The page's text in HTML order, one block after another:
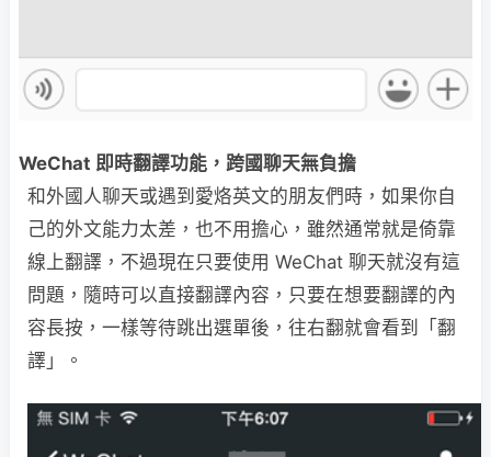
WeChat 即時翻譯功能，跨國聊天無負擔
和外國人聊天或遇到愛烙英文的朋友們時，如果你自
己的外文能力太差，也不用擔心，雖然通常就是倚靠
線上翻譯，不過現在只要使用 WeChat 聊天就沒有這
問題，隨時可以直接翻譯內容，只要在想要翻譯的內
容長按，一樣等待跳出選單後，往右翻就會看到「翻
譯」。